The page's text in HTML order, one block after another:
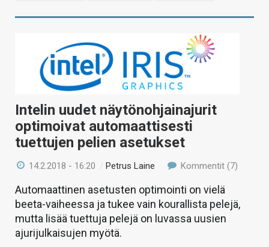
Intelin uudet näytönohjainajurit
optimoivat automaattisesti
tuettujen pelien asetukset
14.2.2018 - 16:20 /Petrus Laine Kommentit (7)
Automaattinen asetusten optimointi on vielä
beeta-vaiheessa ja tukee vain kourallista pelejä,
mutta lisää tuettuja pelejä on luvassa uusien
ajurijulkaisujen myötä.